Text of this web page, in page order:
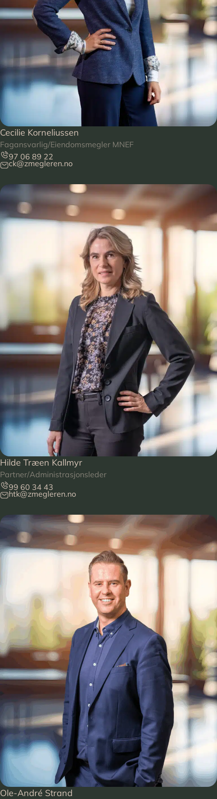
Cecilie Korneliussen
Fagansvarlig/Eiendomsmegler MNEF
97 06 89 22
ck@zmegleren.no
Hilde Træen Kallmyr
Partner/Administrasjonsleder
99 60 34 43
htk@zmegleren.no
Ole-André Strand